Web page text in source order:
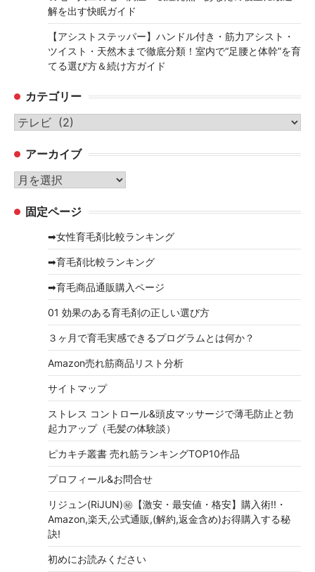
解を出す快眠ガイド
【アシストステッパー】ハンドル付き・筋力アシスト・
ツイスト・天然木まで徹底分類！室内で“足腰と体幹”を育
てる選び方＆続け方ガイド
カテゴリー
カ
ゴ
リ
ー
アーカイブ
ア
カ 固定ページ
➡女性育毛剤比較ランキング
➡育毛剤比較ランキング
➡育毛商品通販購入ページ
01 効果のある育毛剤の正しい選び方
３ヶ月で育毛実感できるプログラムとは何か？
Amazon売れ筋商品リスト分析
サイトマップ
ストレス コントロール&頭皮マッサージで薄毛防止と勃
起力アップ（毛髪の体験談）
ピカキチ叢書 売れ筋ランキングTOP10作品
プロフィール&お問合せ
リジュン(RiJUN)㊙【激安・最安値・格安】購入術!!・
Amazon,楽天,公式通販,(解約,返金含め)お得購入する秘
訣!
初めにお読みください